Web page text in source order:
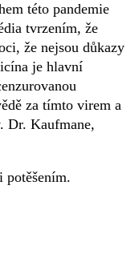
této pandemie
tvrzením, že
že nejsou důkazy
je hlavní
za tímto virem a
Dr. Kaufmane,
potěšením.